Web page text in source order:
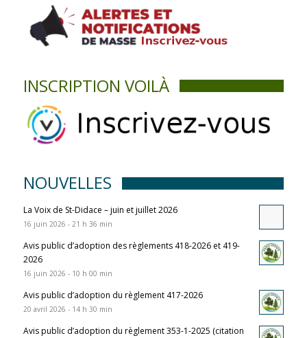
INSCRIPTION VOILÀ
NOUVELLES
La Voix de St-Didace – juin et juillet 2026
16 juin 2026 - 21 h 36 min
Avis public d’adoption des règlements 418-2026 et 419-
2026
16 juin 2026 - 10 h 00 min
Avis public d’adoption du règlement 417-2026
20 avril 2026 - 14 h 30 min
Avis public d’adoption du règlement 353-1-2025 (citation